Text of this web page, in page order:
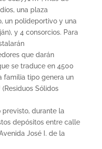
una plaza
un polideportivo y una
y 4 consorcios. Para
que darán
se traduce en 4500
familia tipo genera un
Sólidos
previsto, durante la
depósitos entre calle
José I. de la